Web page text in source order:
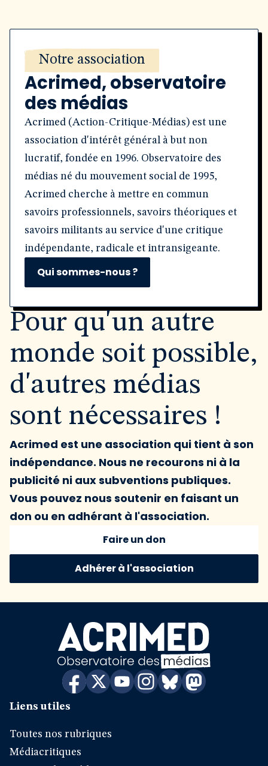
Notre association
Acrimed, observatoire
des médias
Acrimed (Action-Critique-Médias) est une
association d'intérêt général à but non
lucratif, fondée en 1996. Observatoire des
médias né du mouvement social de 1995,
Acrimed cherche à mettre en commun
savoirs professionnels, savoirs théoriques et
savoirs militants au service d'une critique
indépendante, radicale et intransigeante.
Qui sommes-nous ?
Pour qu'un autre
monde soit possible,
d'autres médias
sont nécessaires !
Acrimed est une association qui tient à son
indépendance. Nous ne recourons ni à la
publicité ni aux subventions publiques.
Vous pouvez nous soutenir en faisant un
don ou en adhérant à l'association.
Faire un don
Adhérer à l'association
Liens utiles
Toutes nos rubriques
Médiacritiques